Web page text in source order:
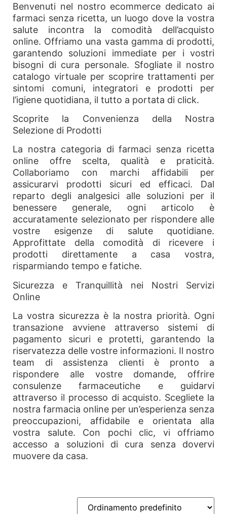
Benvenuti nel nostro ecommerce dedicato ai
farmaci senza ricetta, un luogo dove la vostra
salute incontra la comodità dell’acquisto
online. Offriamo una vasta gamma di prodotti,
garantendo soluzioni immediate per i vostri
bisogni di cura personale. Sfogliate il nostro
catalogo virtuale per scoprire trattamenti per
sintomi comuni, integratori e prodotti per
l’igiene quotidiana, il tutto a portata di click.
Scoprite la Convenienza della Nostra
Selezione di Prodotti
La nostra categoria di farmaci senza ricetta
online offre scelta, qualità e praticità.
Collaboriamo con marchi affidabili per
assicurarvi prodotti sicuri ed efficaci. Dal
reparto degli analgesici alle soluzioni per il
benessere generale, ogni articolo è
accuratamente selezionato per rispondere alle
vostre esigenze di salute quotidiane.
Approfittate della comodità di ricevere i
prodotti direttamente a casa vostra,
risparmiando tempo e fatiche.
Sicurezza e Tranquillità nei Nostri Servizi
Online
La vostra sicurezza è la nostra priorità. Ogni
transazione avviene attraverso sistemi di
pagamento sicuri e protetti, garantendo la
riservatezza delle vostre informazioni. Il nostro
team di assistenza clienti è pronto a
rispondere alle vostre domande, offrire
consulenze farmaceutiche e guidarvi
attraverso il processo di acquisto. Scegliete la
nostra farmacia online per un’esperienza senza
preoccupazioni, affidabile e orientata alla
vostra salute. Con pochi clic, vi offriamo
accesso a soluzioni di cura senza dovervi
muovere da casa.